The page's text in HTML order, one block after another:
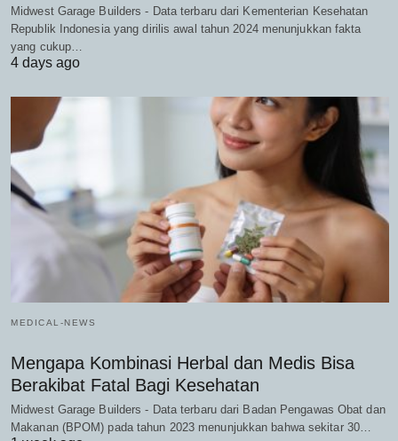
Midwest Garage Builders - Data terbaru dari Kementerian Kesehatan
Republik Indonesia yang dirilis awal tahun 2024 menunjukkan fakta
yang cukup…
4 days ago
MEDICAL-NEWS
Mengapa Kombinasi Herbal dan Medis Bisa
Berakibat Fatal Bagi Kesehatan
Midwest Garage Builders - Data terbaru dari Badan Pengawas Obat dan
Makanan (BPOM) pada tahun 2023 menunjukkan bahwa sekitar 30…